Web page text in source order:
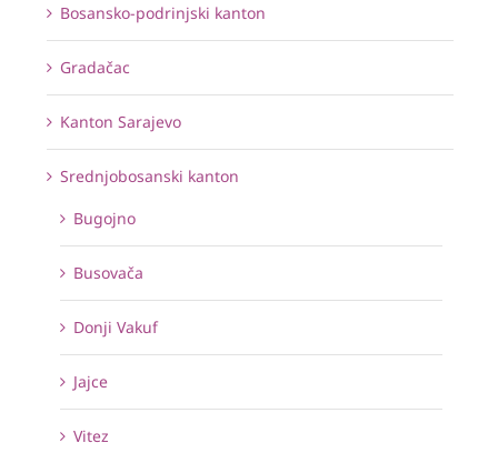
Bosansko-podrinjski kanton
Gradačac
Kanton Sarajevo
Srednjobosanski kanton
Bugojno
Busovača
Donji Vakuf
Jajce
Vitez